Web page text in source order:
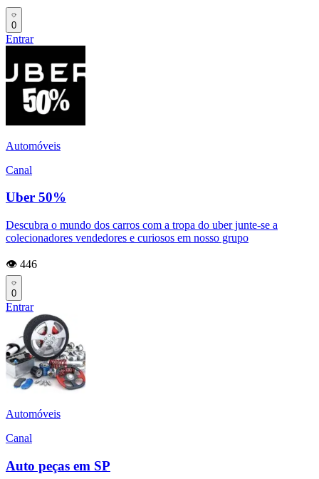
0
Entrar
Automóveis
Canal
Uber 50%
Descubra o mundo dos carros com a tropa do uber junte-se a
colecionadores vendedores e curiosos em nosso grupo
👁️ 446
0
Entrar
Automóveis
Canal
Auto peças em SP